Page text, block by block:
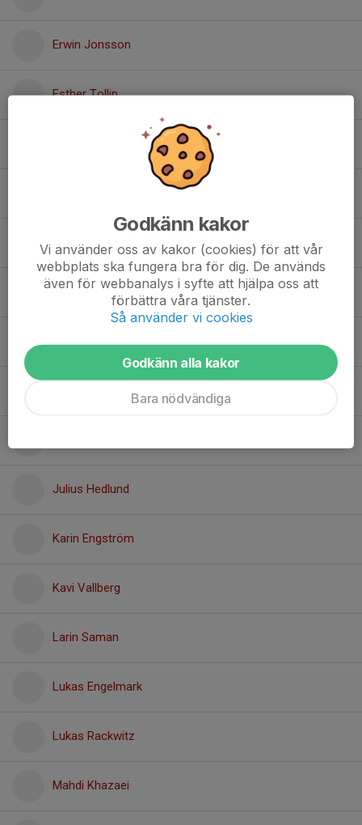
Erwin Jonsson
Esther Tollin
Felice Larsson Lindblom
Filip Ahlqvist
Filiph Larsson
Gabriel Styffe Örnehag
Julius Hedlund
Karin Engström
Kavi Vallberg
Larin Saman
Lukas Engelmark
Lukas Rackwitz
Mahdi Khazaei
Godkänn kakor
Vi använder oss av kakor (cookies) för att vår
webbplats ska fungera bra för dig. De används
även för webbanalys i syfte att hjälpa oss att
förbättra våra tjänster.
Så använder vi cookies
Godkänn alla kakor
Bara nödvändiga